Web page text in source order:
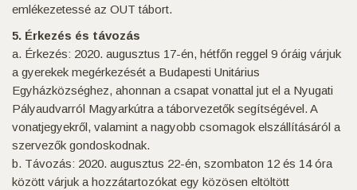
emlékezetessé az OUT tábort.
5. Érkezés és távozás
a. Érkezés: 2020. augusztus 17-én, hétfőn reggel 9 óráig várjuk
a gyerekek megérkezését a Budapesti Unitárius
Egyházközséghez, ahonnan a csapat vonattal jut el a Nyugati
Pályaudvarról Magyarkútra a táborvezetők segítségével. A
vonatjegyekről, valamint a nagyobb csomagok elszállításáról a
szervezők gondoskodnak.
b. Távozás: 2020. augusztus 22-én, szombaton 12 és 14 óra
között várjuk a hozzátartozókat egy közösen eltöltött